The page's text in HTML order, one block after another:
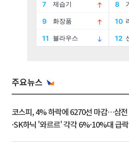
주요뉴스
코스피, 4% 하락에 6270선 마감…삼전
·SK하닉 '와르르' 각각 6%·10%대 급락